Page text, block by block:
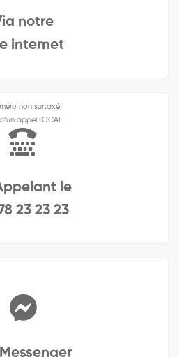
notre
internet
non surtaxé
appel LOCAL
le
23 23 23